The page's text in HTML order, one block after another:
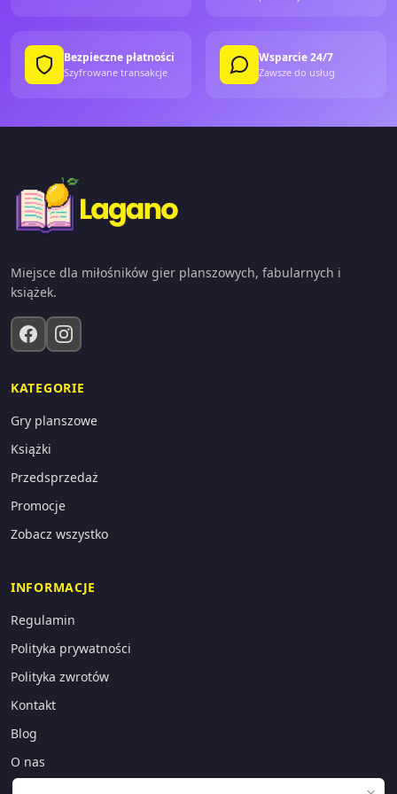
Bezpieczne płatności
Szyfrowane transakcje
Wsparcie 24/7
Zawsze do usług
Miejsce dla miłośników gier planszowych, fabularnych i
książek.
KATEGORIE
Gry planszowe
Książki
Przedsprzedaż
Promocje
Zobacz wszystko
INFORMACJE
Regulamin
Polityka prywatności
Polityka zwrotów
Kontakt
Blog
O nas